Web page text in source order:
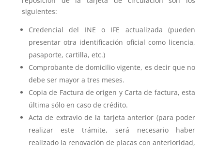
siguientes:
Credencial del INE o IFE actualizada (pueden
presentar otra identificación oficial como licencia,
pasaporte, cartilla, etc.)
Comprobante de domicilio vigente, es decir que no
debe ser mayor a tres meses.
Copia de Factura de origen y Carta de factura, esta
última sólo en caso de crédito.
Acta de extravío de la tarjeta anterior (para poder
realizar este trámite, será necesario haber
realizado la renovación de placas con anterioridad,